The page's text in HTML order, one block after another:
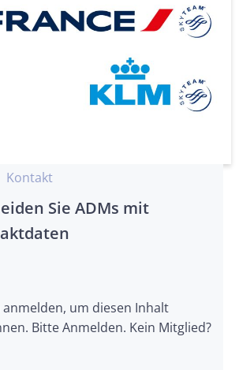
Kontakt
Sie ADMs mit
anmelden, um diesen Inhalt
Bitte Anmelden. Kein Mitglied?